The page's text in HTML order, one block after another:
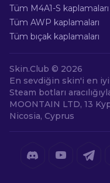
Tüm M4A1-S kaplamaları
Tüm AWP kaplamaları
Tüm bıçak kaplamaları
Skin.Club © 2026
En sevdiğin skin'i en
Steam botları
MOONTAIN LTD, 13
Nicosia, Cyprus